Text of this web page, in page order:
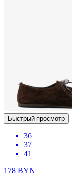
Быстрый просмотр
36
37
41
178 BYN